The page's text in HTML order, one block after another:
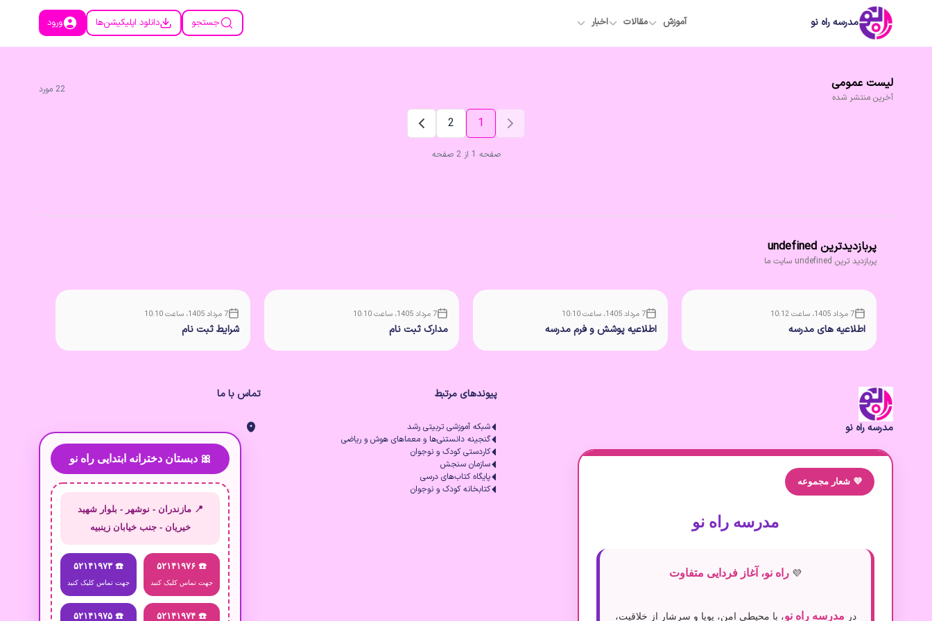
مدرسه راه نو آموزش مقالات اخبار جستجو دانلود اپلیکیشن‌ها ورود
لیستعمومی
آخرین منتشر شده
22 مورد
1
2
صفحه 1 از 2 صفحه
پربازدیدترین undefined
پربازدید ترین undefined سایت ما
7 مرداد 1405، ساعت 10:12
اطلاعیه های مدرسه
7 مرداد 1405، ساعت 10:10
اطلاعیه پوشش و فرم مدرسه
7 مرداد 1405، ساعت 10:10
مدارک ثبت نام
7 مرداد 1405، ساعت 10:10
شرایط ثبت نام
مدرسه راه نو
💜 شعار مجموعه
مدرسه راه نو
💜 راه نو، آغاز فردایی متفاوت
در مدرسه راه نو، با محیطی امن، پویا و سرشار از خلاقیت،
پیوندهای مرتبط
شبکه آموزشی تربیتی رشد
گنجینه دانستنی‌ها و معماهای هوش و ریاضی
کاردستی کودک و نوجوان
سازمان سنجش
پایگاه کتاب‌های درسی
کتابخانه کودک و نوجوان
تماس با ما
🎀 دبستان دخترانه ابتدایی راه نو
📍 مازندران - نوشهر - بلوار شهید
خیریان - جنب خیابان زینبیه
☎️ ۵۲۱۴۱۹۷۶
جهت تماس کلیک کنید
☎️ ۵۲۱۴۱۹۷۳
جهت تماس کلیک کنید
☎️ ۵۲۱۴۱۹۷۴ ☎️ ۵۲۱۴۱۹۷۵